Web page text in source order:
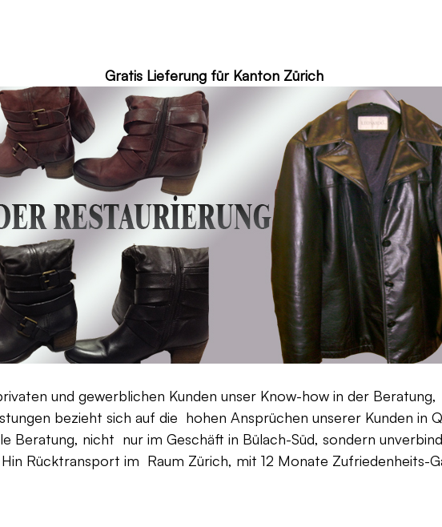
Kanton Zürich
und gewerblichen Kunden unser Know-how in der Beratung,
bezieht sich auf die hohen Ansprüchen unserer Kunden in
Beratung, nicht nur im Geschäft in Bülach-Süd, sondern
Rücktransport im Raum Zürich, mit 12 Monate Zufriedenheits-